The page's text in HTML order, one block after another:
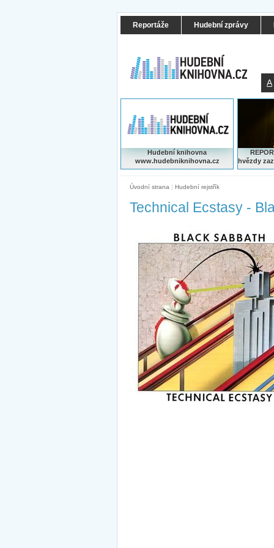
Reportáže Hudební zprávy
A
Hudební knihovna
www.hudebniknihovna.cz
hvězdy
Úvodní strana | Hudební rejstřík
Technical Ecstasy -